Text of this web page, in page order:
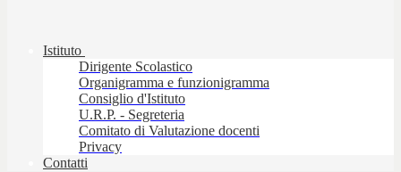
Istituto
Dirigente Scolastico
Organigramma e funzionigramma
Consiglio d'Istituto
U.R.P. - Segreteria
Comitato di Valutazione docenti
Privacy
Contatti